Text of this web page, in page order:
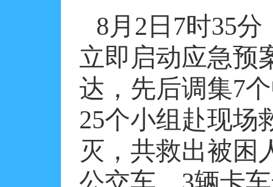
8月 2 日 7时35分
立即启动应急预
达，先后调集7
25个小组赴现场
灭，共救出被困